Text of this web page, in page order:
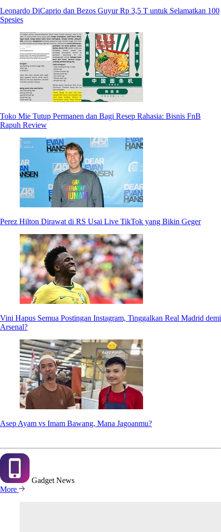
Leonardo DiCaprio dan Bezos Guyur Rp 3,5 T untuk Selamatkan 100
Spesies
Toko Mie Tutup Permanen dan Bagi Resep Rahasia: Bisnis FnB
Rapuh Review
Perez Hilton Dirawat di RS Usai Live TikTok yang Bikin Geger
Vini Hapus Semua Postingan Instagram, Tinggalkan Real Madrid demi
Arsenal?
Asep Ayam vs Imam Bawang, Mana Jagoanmu?
Gadget News
More